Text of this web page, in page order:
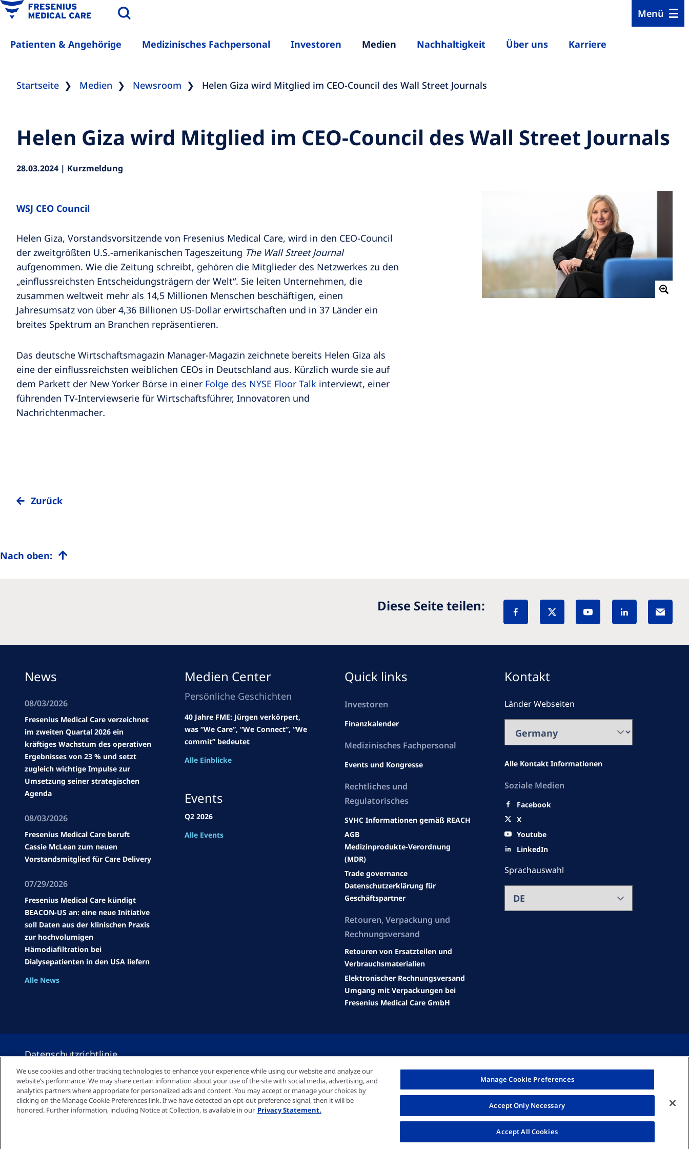
Menü
Patienten & Angehörige Medizinisches Fachpersonal Investoren Medien Nachhaltigkeit Über uns Karriere
Startseite Medien Newsroom Helen Giza wird Mitglied im CEO-Council des Wall Street Journals
Helen Giza wird Mitglied im CEO-Council des Wall Street Journals
28.03.2024 | Kurzmeldung
WSJ CEO Council
Helen Giza, Vorstandsvorsitzende von Fresenius Medical Care, wird in den CEO-Council
der zweitgrößten U.S.-amerikanischen Tageszeitung The Wall Street Journal
aufgenommen. Wie die Zeitung schreibt, gehören die Mitglieder des Netzwerkes zu den
„einflussreichsten Entscheidungsträgern der Welt“. Sie leiten Unternehmen, die
zusammen weltweit mehr als 14,5 Millionen Menschen beschäftigen, einen
Jahresumsatz von über 4,36 Billionen US-Dollar erwirtschaften und in 37 Länder ein
breites Spektrum an Branchen repräsentieren.
Das deutsche Wirtschaftsmagazin Manager-Magazin zeichnete bereits Helen Giza als
eine der einflussreichsten weiblichen CEOs in Deutschland aus. Kürzlich wurde sie auf
dem Parkett der New Yorker Börse in einer Folge des NYSE Floor Talk interviewt, einer
führenden TV-Interviewserie für Wirtschaftsführer, Innovatoren und
Nachrichtenmacher.
Zurück
Nach oben:
Diese Seite teilen:
News
08/03/2026
Fresenius Medical Care verzeichnet
im zweiten Quartal 2026 ein
kräftiges Wachstum des operativen
Ergebnisses von 23 % und setzt
zugleich wichtige Impulse zur
Umsetzung seiner strategischen
Agenda
08/03/2026
Fresenius Medical Care beruft
Cassie McLean zum neuen
Vorstandsmitglied für Care Delivery
07/29/2026
Fresenius Medical Care kündigt
BEACON-US an: eine neue Initiative
soll Daten aus der klinischen Praxis
zur hochvolumigen
Hämodiafiltration bei
Dialysepatienten in den USA liefern
Alle News
Medien Center
Persönliche Geschichten
40 Jahre FME: Jürgen verkörpert,
was “We Care”, “We Connect”, “We
commit” bedeutet
Alle Einblicke
Events
Q2 2026
Alle Events
Quick links
Investoren
Finanzkalender
Medizinisches Fachpersonal
Events und Kongresse
Rechtliches und
Regulatorisches
SVHC Informationen gemäß REACH
AGB
Medizinprodukte-Verordnung
(MDR)
Trade governance
Datenschutzerklärung für
Geschäftspartner
Retouren, Verpackung und
Rechnungsversand
Retouren von Ersatzteilen und
Verbrauchsmaterialien
Elektronischer Rechnungsversand
Umgang mit Verpackungen bei
Fresenius Medical Care GmbH
Kontakt
Länder Webseiten
Alle Kontakt Informationen
Soziale Medien
Facebook
X
Youtube
LinkedIn
Sprachauswahl
© Fresenius Medical Care AG 2026
Datenschutzrichtlinie
Cookie-Einstellungen
Impressum
We use cookies and other tracking technologies to enhance your experience while using our website and analyze our
website’s performance. We may share certain information about your use of the site with social media, advertising, and
analytics partners where appropriate for personalized ads and content. You may accept or manage your choices by
clicking on the Manage Cookie Preferences link. If we have detected an opt-out preference signal, then it will be
honored. Further information, including Notice at Collection, is available in our Privacy Statement.
Manage Cookie Preferences
Accept Only Necessary
Accept All Cookies